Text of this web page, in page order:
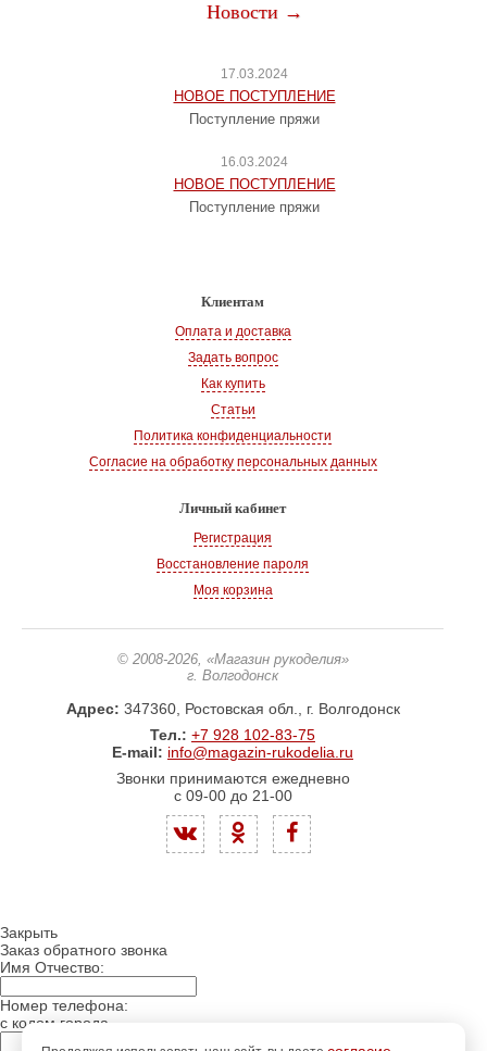
Новости →
17.03.2024
НОВОЕ ПОСТУПЛЕНИЕ
Поступление пряжи
16.03.2024
НОВОЕ ПОСТУПЛЕНИЕ
Поступление пряжи
Клиентам
Оплата и доставка
Задать вопрос
Как купить
Статьи
Политика конфиденциальности
Согласие на обработку персональных данных
Личный кабинет
Регистрация
Восстановление пароля
Моя корзина
© 2008-2026, «Магазин рукоделия»
г. Волгодонск
Адрес: 347360, Ростовская обл., г. Волгодонск
Тел.: +7 928 102-83-75
E-mail: info@magazin-rukodelia.ru
Звонки принимаются ежедневно
с 09-00 до 21-00
Закрыть
Заказ обратного звонка
Имя Отчество:
Номер телефона:
с кодом города